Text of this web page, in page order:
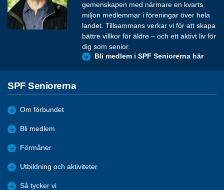
gemenskapen med närmare en kvarts
miljon medlemmar i föreningar över hela
landet. Tillsammans verkar vi för att skapa
bättre villkor för äldre – och ett aktivt liv för
dig som senior.
Bli medlem i SPF Seniorerna här
SPF Seniorerna
Om förbundet
Bli medlem
Förmåner
Utbildning och aktiviteter
Så tycker vi